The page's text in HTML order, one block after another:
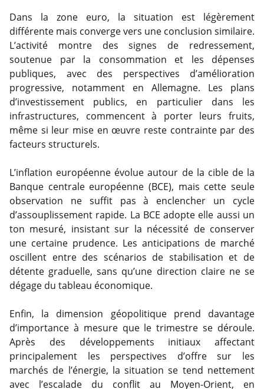
Dans la zone euro, la situation est légèrement
différente mais converge vers une conclusion similaire.
L’activité montre des signes de redressement,
soutenue par la consommation et les dépenses
publiques, avec des perspectives d’amélioration
progressive, notamment en Allemagne. Les plans
d’investissement publics, en particulier dans les
infrastructures, commencent à porter leurs fruits,
même si leur mise en œuvre reste contrainte par des
facteurs structurels.
L’inflation européenne évolue autour de la cible de la
Banque centrale européenne (BCE), mais cette seule
observation ne suffit pas à enclencher un cycle
d’assouplissement rapide. La BCE adopte elle aussi un
ton mesuré, insistant sur la nécessité de conserver
une certaine prudence. Les anticipations de marché
oscillent entre des scénarios de stabilisation et de
détente graduelle, sans qu’une direction claire ne se
dégage du tableau économique.
Enfin, la dimension géopolitique prend davantage
d’importance à mesure que le trimestre se déroule.
Après des développements initiaux affectant
principalement les perspectives d’offre sur les
marchés de l’énergie, la situation se tend nettement
avec l’escalade du conflit au Moyen-Orient, en